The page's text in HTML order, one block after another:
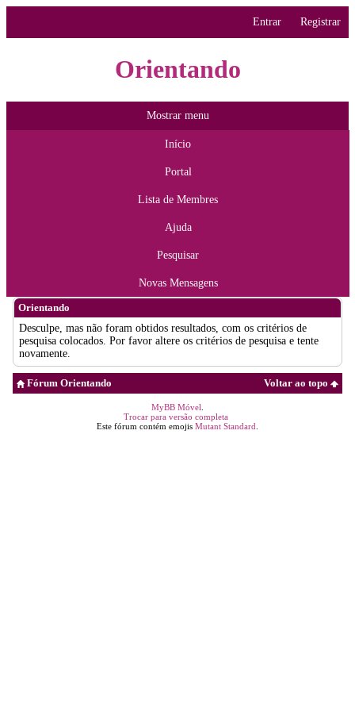
Entrar Registrar
Orientando
Mostrar menu
Início
Portal
Lista de Membres
Ajuda
Pesquisar
Novas Mensagens
Orientando
Desculpe, mas não foram obtidos resultados, com os critérios de
pesquisa colocados. Por favor altere os critérios de pesquisa e tente
novamente.
Voltar ao topo
Fórum Orientando
MyBB Móvel
Trocar para versão completa
Este fórum contém emojis Mutant Standard